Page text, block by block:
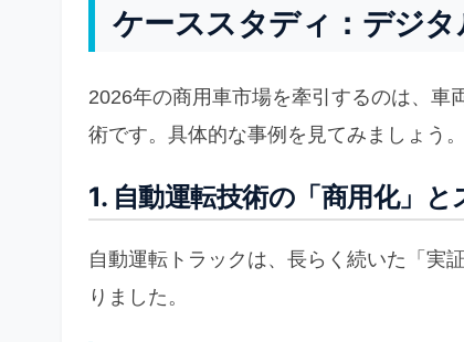
ケーススタディ：デジ
2026年の商用車市場を牽引するのは、車
術です。具体的な事例を見てみましょう。
1. 自動運転技術の「商用化」
自動運転トラックは、長らく続いた「実
りました。